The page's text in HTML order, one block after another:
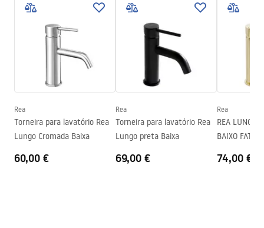
Tipo de bica
Fixa
Materiais
Latão
Intervalo da goteira
mm
Technologia powłoki
PVD
Diâmetro da conexão
Garantia
5 anos
Condições de garantia
Warranty_Terms_and_Conditions_Faucets_-_5.pdf
Instruções de montagem
Informações de segurança
Safety_Information_Faucets.pdf
Rea
Torneira para lavatório Rea
Lungo Cromada Baixa
60,00 €
Rea
Torneira para lavatório Rea
Lungo preta Baixa
69,00 €
Rea
REA LUNGO
BAIXO
74,00 €